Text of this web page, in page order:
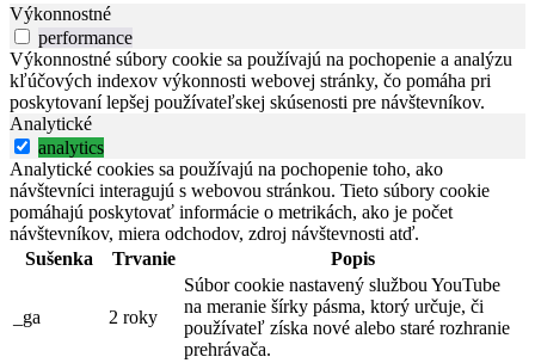
Výkonnostné
performance
Výkonnostné súbory cookie sa používajú na pochopenie a analýzu
kľúčových indexov výkonnosti webovej stránky, čo pomáha pri
poskytovaní lepšej používateľskej skúsenosti pre návštevníkov.
Analytické
analytics
Analytické cookies sa používajú na pochopenie toho, ako
návštevníci interagujú s webovou stránkou. Tieto súbory cookie
pomáhajú poskytovať informácie o metrikách, ako je počet
návštevníkov, miera odchodov, zdroj návštevnosti atď.
Sušenka
Trvanie Popis
_ga 2 roky
Súbor cookie nastavený službou YouTube
na meranie šírky pásma, ktorý určuje, či
používateľ získa nové alebo staré rozhranie
prehrávača.